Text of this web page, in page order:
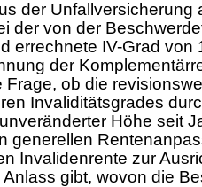
der Unfallversicherung
der von der
errechnete IV-Grad von
der
ob die
Invaliditätsgrades
Höhe seit
generellen
Invalidenrente zur
gibt, wovon die